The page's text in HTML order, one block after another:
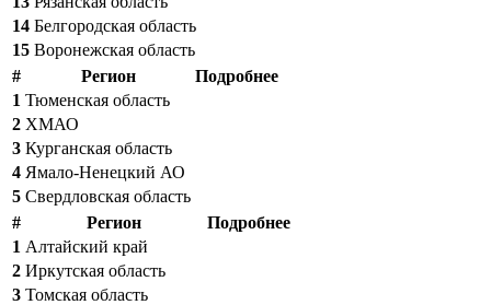
14 Белгородская область
15 Воронежская область
#
Регион
Подробнее
1 Тюменская область
2 ХМАО
3 Курганская область
4 Ямало-Ненецкий АО
5 Свердловская область
#
Регион
Подробнее
1 Алтайский край
2 Иркутская область
3 Томская область